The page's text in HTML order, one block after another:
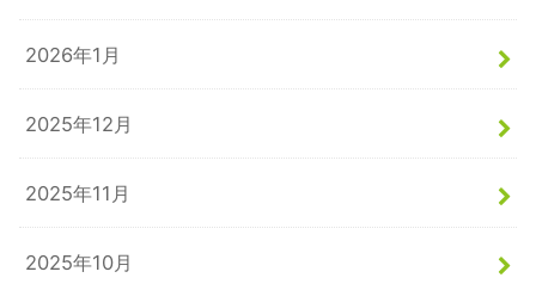
2026年1月
2025年12月
2025年11月
2025年10月